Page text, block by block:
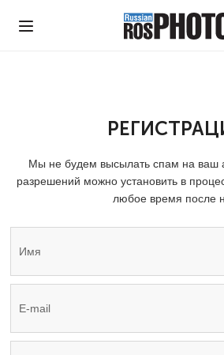
Мы не будем высылать спам на ваш
разрешений можно установить в
любое время после